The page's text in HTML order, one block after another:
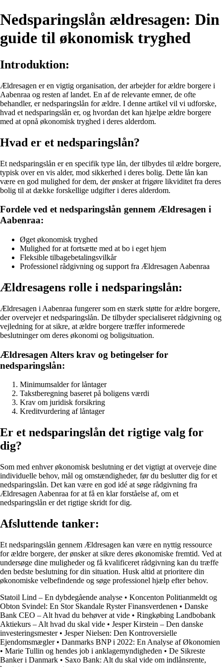
Nedsparingslån ældresagen: Din
guide til økonomisk tryghed
Introduktion:
Ældresagen er en vigtig organisation, der arbejder for ældre borgere i
Aabenraa og resten af landet. En af de relevante emner, de ofte
behandler, er nedsparingslån for ældre. I denne artikel vil vi udforske,
hvad et nedsparingslån er, og hvordan det kan hjælpe ældre borgere
med at opnå økonomisk tryghed i deres alderdom.
Hvad er et nedsparingslån?
Et nedsparingslån er en specifik type lån, der tilbydes til ældre borgere,
typisk over en vis alder, mod sikkerhed i deres bolig. Dette lån kan
være en god mulighed for dem, der ønsker at frigøre likviditet fra deres
bolig til at dække forskellige udgifter i deres alderdom.
Fordele ved et nedsparingslån gennem Ældresagen i
Aabenraa:
Øget økonomisk tryghed
Mulighed for at fortsætte med at bo i eget hjem
Fleksible tilbagebetalingsvilkår
Professionel rådgivning og support fra Ældresagen Aabenraa
Ældresagens rolle i nedsparingslån:
Ældresagen i Aabenraa fungerer som en stærk støtte for ældre borgere,
der overvejer et nedsparingslån. De tilbyder specialiseret rådgivning og
vejledning for at sikre, at ældre borgere træffer informerede
beslutninger om deres økonomi og boligsituation.
Ældresagen Alters krav og betingelser for
nedsparingslån:
Minimumsalder for låntager
Takstberegning baseret på boligens værdi
Krav om juridisk forsikring
Kreditvurdering af låntager
Er et nedsparingslån det rigtige valg for
dig?
Som med enhver økonomisk beslutning er det vigtigt at overveje dine
individuelle behov, mål og omstændigheder, før du beslutter dig for et
nedsparingslån. Det kan være en god idé at søge rådgivning fra
Ældresagen Aabenraa for at få en klar forståelse af, om et
nedsparingslån er det rigtige skridt for dig.
Afsluttende tanker:
Et nedsparingslån gennem Ældresagen kan være en nyttig ressource
for ældre borgere, der ønsker at sikre deres økonomiske fremtid. Ved at
undersøge dine muligheder og få kvalificeret rådgivning kan du træffe
den bedste beslutning for din situation. Husk altid at prioritere din
økonomiske velbefindende og søge professionel hjælp efter behov.
Statoil Lind – En dybdegående analyse • Koncenton Politianmeldt og
Obton Svindel: En Stor Skandale Ryster Finansverdenen • Danske
Bank CEO – Alt hvad du behøver at vide • Ringkøbing Landbobank
Aktiekurs – Alt hvad du skal vide • Jesper Kirstein – Den danske
investeringsmester• Jesper Nielsen: Den Kontroversielle
Ejendomsmægler• Danmarks BNP i 2022: En Analyse af Økonomien
• Marie Tullin og hendes job i anklagemyndigheden • De Sikreste
Banker i Danmark • Saxo Bank: Alt du skal vide om indlånsrente,